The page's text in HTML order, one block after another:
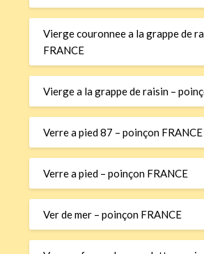
Vierge couronnee a la grappe de
FRANCE
Vierge a la grappe de raisin –
Verre a pied 87 – poinçon FRANCE
Verre a pied – poinçon FRANCE
Ver de mer – poinçon FRANCE